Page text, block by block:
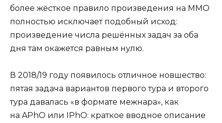
более жёсткое правило произведения на ММО
полностью исключает подобный исход:
произведение числа решённых задач за оба
дня там окажется равным нулю.
В 2018/19 году появилось отличное новшество:
пятая задача вариантов первого тура и второго
тура давалась «в формате межнара», как
на APhO или IPhO: краткое вводное описание